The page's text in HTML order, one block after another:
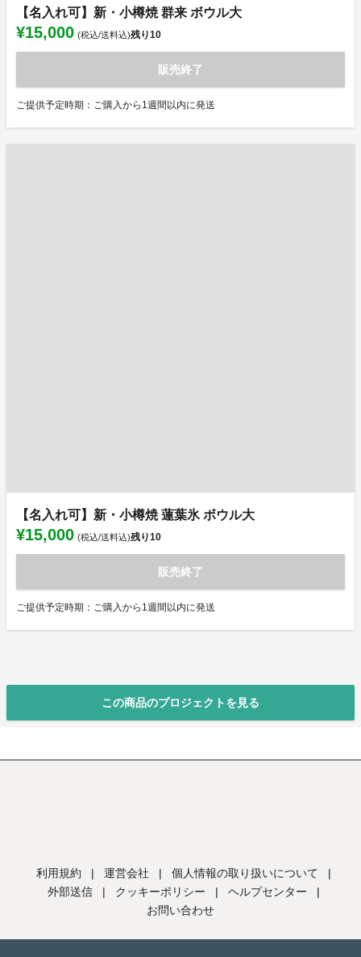
【名入れ可】新・小樽焼 群来 ボウル大
¥15,000 (税込/送料込)残り10
販売終了
ご提供予定時期：ご購入から1週間以内に発送
【名入れ可】新・小樽焼 蓮葉氷 ボウル大
¥15,000 (税込/送料込)残り10
販売終了
ご提供予定時期：ご購入から1週間以内に発送
この商品のプロジェクトを見る
利用規約 | 運営会社 | 個人情報の取り扱いについて
|
外部送信
| クッキーポリシー | ヘルプセンター
|
お問い合わせ